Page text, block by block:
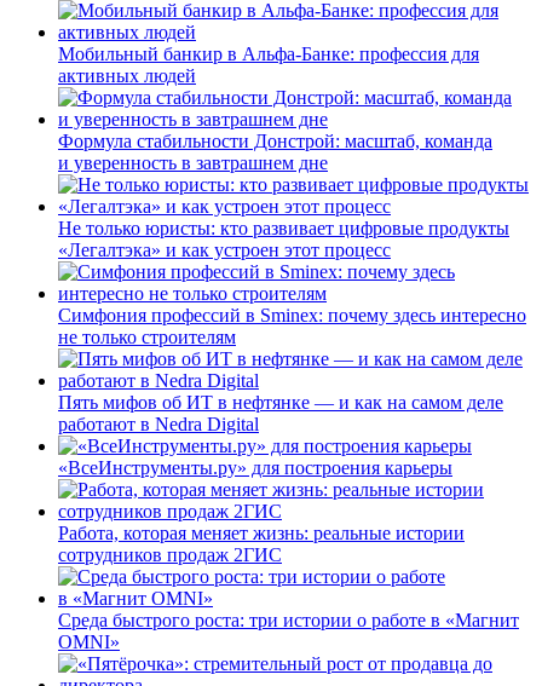
Мобильный банкир в Альфа-Банке: профессия для
активных людей
Формула стабильности Донстрой: масштаб, команда
и уверенность в завтрашнем дне
Не только юристы: кто развивает цифровые продукты
«Легалтэка» и как устроен этот процесс
Симфония профессий в Sminex: почему здесь интересно
не только строителям
Пять мифов об ИТ в нефтянке — и как на самом деле
работают в Nedra Digital
«ВсеИнструменты.ру» для построения карьеры
Работа, которая меняет жизнь: реальные истории
сотрудников продаж 2ГИС
Среда быстрого роста: три истории о работе в «Магнит
OMNI»